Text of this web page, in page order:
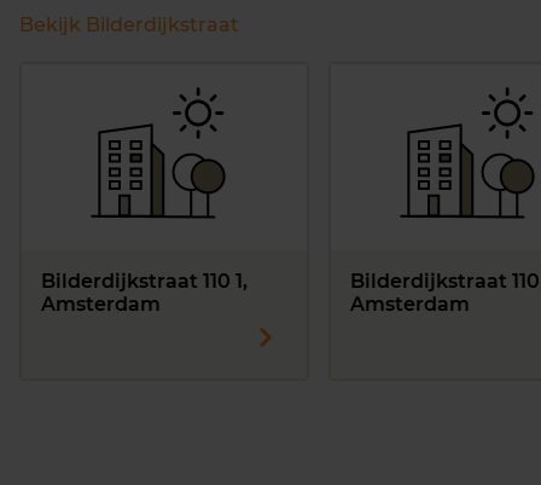
Bekijk Bilderdijkstraat
Bilderdijkstraat 110 1,
Amsterdam
Bilderdijkstraat 110
Amsterdam